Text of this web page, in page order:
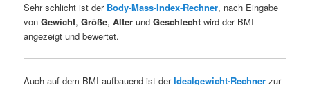
Sehr schlicht ist der Body-Mass-Index-Rechner, nach Eingabe
vonGewicht,Größe,Alter undGeschlecht wird der BMI
angezeigt und bewertet.
Auch auf dem BMI aufbauend ist derIdealgewicht-Rechner zur